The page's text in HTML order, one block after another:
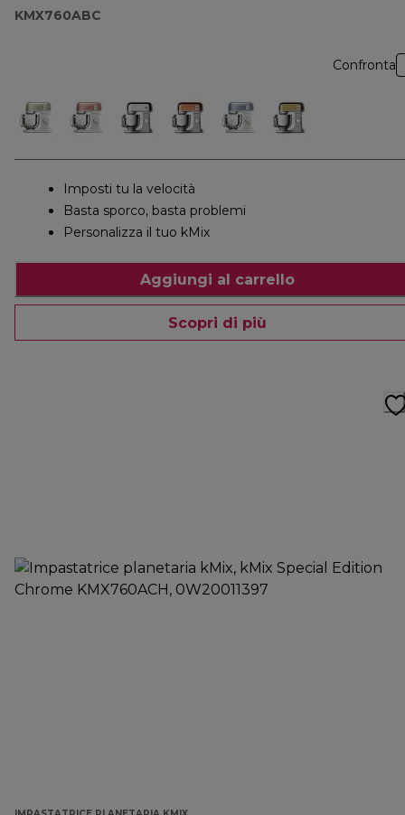
KMX760ABC
Confronta
Imposti tu la velocità
Basta sporco, basta problemi
Personalizza il tuo kMix
Aggiungi al carrello
Scopri di più